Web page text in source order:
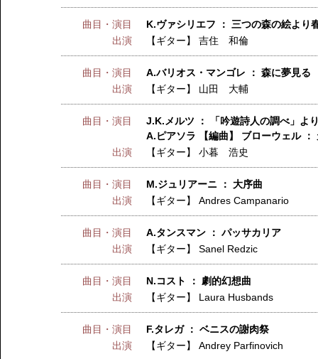
曲目・演目
K.ヴァシリエフ ： 三つの森の絵より
出演
【ギター】吉住 和倫
曲目・演目
A.バリオス・マンゴレ ： 森に夢見る
出演
【ギター】 山田 大輔
曲目・演目
J.K.メルツ ： 「吟遊詩人の調べ」よ
A.ピアソラ 【編曲】 ブローウェル ：
出演
【ギター】小暮 浩史
曲目・演目
M.ジュリアーニ ： 大序曲
出演
【ギター】Andres Campanario
曲目・演目
A.タンスマン ： パッサカリア
出演
【ギター】Sanel Redzic
曲目・演目
N.コスト ： 劇的幻想曲
出演
【ギター】 Laura Husbands
曲目・演目
F.タレガ ： ベニスの謝肉祭
出演
【ギター】Andrey Parfinovich